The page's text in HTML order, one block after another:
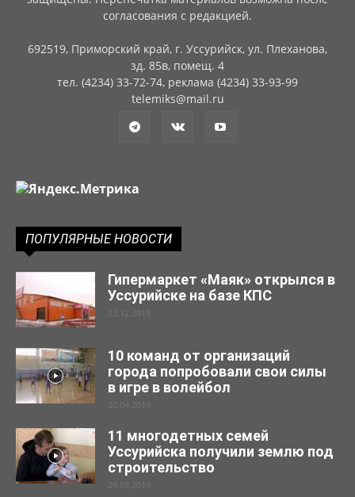
согласования с редакцией.
692519, Приморский край, г. Уссурийск, ул. Плеханова,
зд. 85в, помещ. 4
тел. (4234) 33-72-74, реклама (4234) 33-93-99
telemiks@mail.ru
ПОПУЛЯРНЫЕ НОВОСТИ
Гипермаркет «Маяк» открылся в
Уссурийске на базе КПС
23.12.2019
10 команд от организаций
города попробовали свои силы
в игре в волейбол
30.04.2019
11 многодетных семей
Уссурийска получили землю под
строительство
29.03.2019